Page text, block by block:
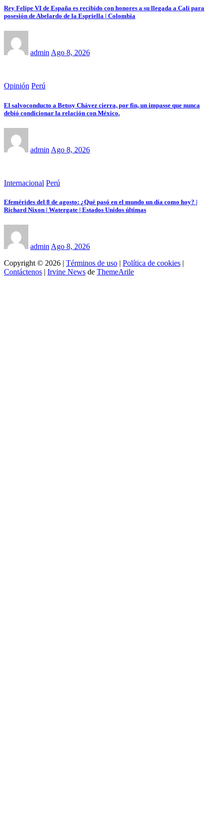
Rey Felipe VI de España es recibido con honores a su llegada a Cali para
posesión de Abelardo de la Espriella | Colombia
adminAgo 8, 2026
Opinión Perú
El salvoconducto a Betssy Chávez cierra, por fin, un impasse que nunca
debió condicionar la relación con México.
admin Ago 8, 2026
Internacional Perú
Efemérides del 8 de agosto: ¿Qué pasó en el mundo un día como hoy? |
Richard Nixon | Watergate | Estados Unidos últimas
admin Ago 8, 2026
Copyright © 2026 | Términos de uso | Política de cookies |
Contáctenos | Irvine News de ThemeArile